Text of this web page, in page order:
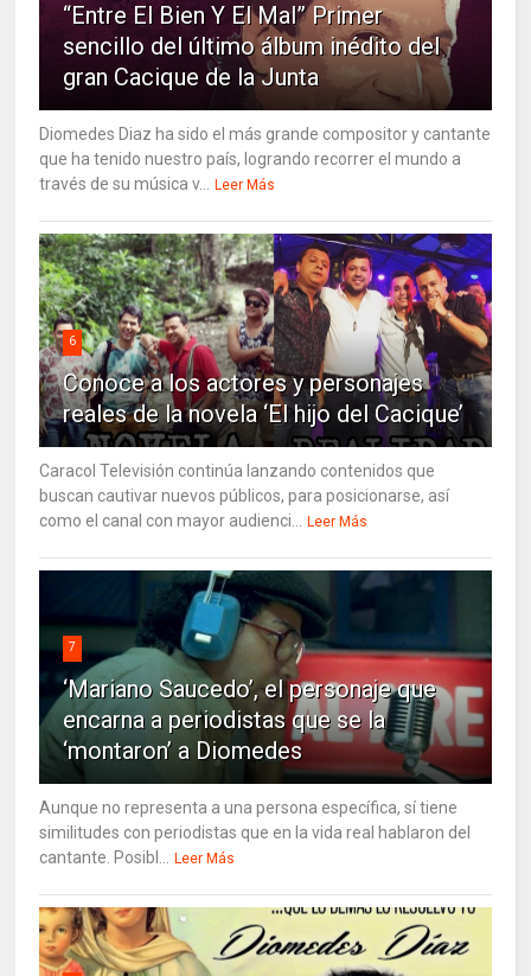
“Entre El Bien Y El Mal” Primer
sencillo del último álbum inédito del
gran Cacique de la Junta
Diomedes Diaz ha sido el más grande compositor y cantante
que ha tenido nuestro país, logrando recorrer el mundo a
través de su música v...
Leer Más
6
Conoce a los actores y personajes
reales de la novela ‘El hijo del Cacique’
Caracol Televisión continúa lanzando contenidos que
buscan cautivar nuevos públicos, para posicionarse, así
como el canal con mayor audienci...
Leer Más
7
‘Mariano Saucedo’, el personaje que
encarna a periodistas que se la
‘montaron’ a Diomedes
Aunque no representa a una persona específica, sí tiene
similitudes con periodistas que en la vida real hablaron del
cantante. Posibl...
Leer Más